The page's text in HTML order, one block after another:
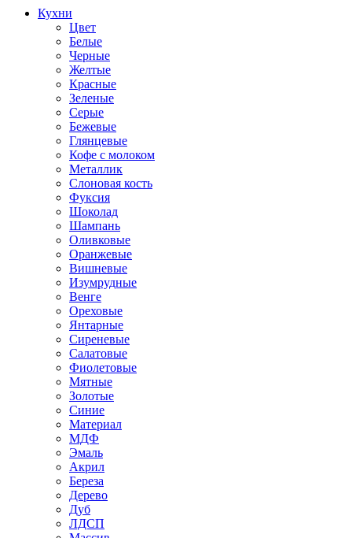
Кухни
Цвет
Белые
Черные
Желтые
Красные
Зеленые
Серые
Бежевые
Глянцевые
Кофе с молоком
Металлик
Слоновая кость
Фуксия
Шоколад
Шампань
Оливковые
Оранжевые
Вишневые
Изумрудные
Венге
Ореховые
Янтарные
Сиреневые
Салатовые
Фиолетовые
Мятные
Золотые
Синие
Материал
МДФ
Эмаль
Акрил
Береза
Дерево
Дуб
ЛДСП